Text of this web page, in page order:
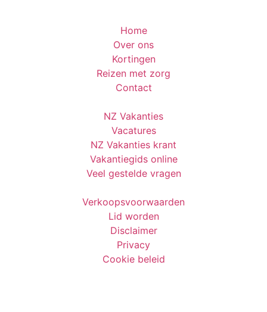
Home
Over ons
Kortingen
Reizen met zorg
Contact
NZ Vakanties
Vacatures
NZ Vakanties krant
Vakantiegids online
Veel gestelde vragen
Verkoopsvoorwaarden
Lid worden
Disclaimer
Privacy
Cookie beleid